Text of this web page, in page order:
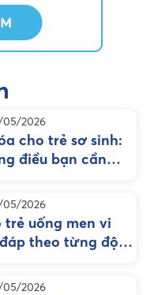
05/2026
cho trẻ sơ sinh:
điều bạn cần
05/2026
trẻ uống men vi
theo từng độ
05/2026